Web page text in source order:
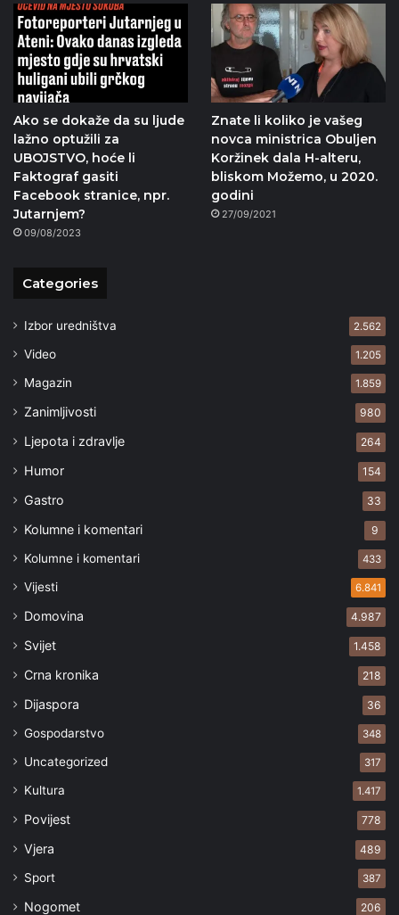
Ako se dokaže da su ljude
lažno optužili za
UBOJSTVO, hoće li
Faktograf gasiti
Facebook stranice, npr.
Jutarnjem?
09/08/2023
Znate li koliko je vašeg
novca ministrica Obuljen
Koržinek dala H-alteru,
bliskom Možemo, u 2020.
godini
27/09/2021
Categories
Izbor uredništva 2.562
Video 1.205
Magazin 1.859
Zanimljivosti 980
Ljepota i zdravlje 264
Humor 154
Gastro 33
Kolumne i komentari 9
Kolumne i komentari 433
Vijesti 6.841
Domovina 4.987
Svijet 1.458
Crna kronika 218
Dijaspora 36
Gospodarstvo 348
Uncategorized 317
Kultura 1.417
Povijest 778
Vjera 489
Sport 387
Nogomet 206